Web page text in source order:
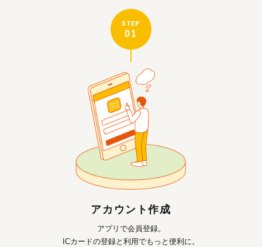
STEP
01
アカウント作成
アプリで会員登録。
ICカードの登録と利用でもっと便利に。